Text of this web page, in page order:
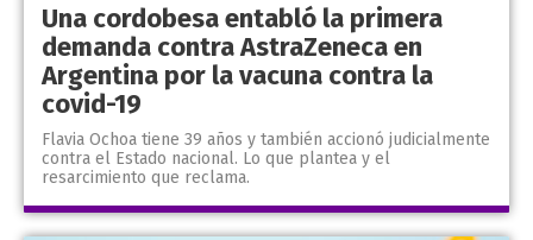
Una cordobesa entabló la primera
demanda contra AstraZeneca en
Argentina por la vacuna contra la
covid-19
Flavia Ochoa tiene 39 años y también accionó judicialmente
contra el Estado nacional. Lo que plantea y el
resarcimiento que reclama.